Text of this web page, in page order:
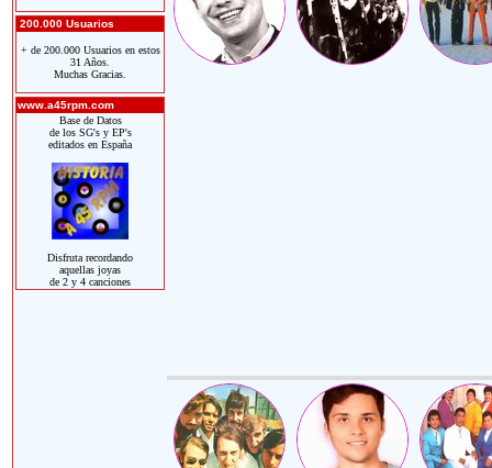
200.000 Usuarios
+ de 200.000 Usuarios en estos
31 Años.
Muchas Gracias.
www.a45rpm.com
Base de Datos
de los SG's y EP's
editados en España
Disfruta recordando
aquellas joyas
de 2 y 4 canciones